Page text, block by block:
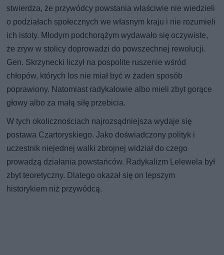
stwierdza, że przywódcy powstania właściwie nie wiedzieli
o podziałach społecznych we własnym kraju i nie rozumieli
ich istoty. Młodym podchorążym wydawało się oczywiste,
że zryw w stolicy doprowadzi do powszechnej rewolucji.
Gen. Skrzynecki liczył na pospolite ruszenie wśród
chłopów, których los nie miał być w żaden sposób
poprawiony. Natomiast radykałowie albo mieli zbyt gorące
głowy albo za małą siłę przebicia.
W tych okolicznościach najrozsądniejsza wydaje się
postawa Czartoryskiego. Jako doświadczony polityk i
uczestnik niejednej walki zbrojnej widział do czego
prowadzą działania powstańców. Radykalizm Lelewela był
zbyt teoretyczny. Dlatego okazał się on lepszym
historykiem niż przywódcą.